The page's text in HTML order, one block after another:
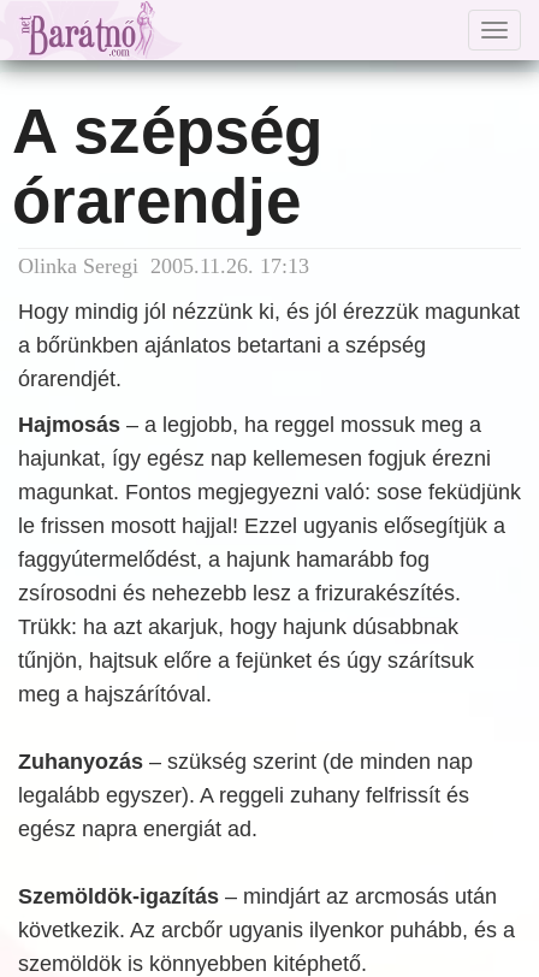
A szépség
órarendje
Olinka Seregi 2005.11.26. 17:13
Hogy mindig jól nézzünk ki, és jól érezzük magunkat
a bőrünkben ajánlatos betartani a szépség
órarendjét.
Hajmosás – a legjobb, ha reggel mossuk meg a
hajunkat, így egész nap kellemesen fogjuk érezni
magunkat. Fontos megjegyezni való: sose feküdjünk
le frissen mosott hajjal! Ezzel ugyanis elősegítjük a
faggyútermelődést, a hajunk hamarább fog
zsírosodni és nehezebb lesz a frizurakészítés.
Trükk: ha azt akarjuk, hogy hajunk dúsabbnak
tűnjön, hajtsuk előre a fejünket és úgy szárítsuk
meg a hajszárítóval.
Zuhanyozás – szükség szerint (de minden nap
legalább egyszer). A reggeli zuhany felfrissít és
egész napra energiát ad.
Szemöldök-igazítás – mindjárt az arcmosás után
következik. Az arcbőr ugyanis ilyenkor puhább, és a
szemöldök is könnyebben kitéphető.